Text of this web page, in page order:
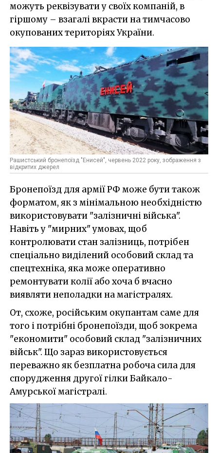
можуть реквізувати у своїх компаній, в
гіршому – взагалі вкрасти на тимчасово
окупованих територіях України.
Рашистський бронепоїзд "Енисей", червень 2022 року, зображення з
відкритих джерел
Бронепоїзд для армії РФ може бути також
форматом, як з мінімальною необхідністю
використовувати "залізничні війська".
Навіть у "мирних" умовах, щоб
контролювати стан залізниць, потрібен
спеціально виділений особовий склад та
спецтехніка, яка може оперативно
ремонтувати колії або хоча б вчасно
виявляти неполадки на магістралях.
От, схоже, російським окупантам саме для
того і потрібні бронепоїзди, щоб зокрема
"економити" особовий склад "залізничних
військ". Що зараз використовується
переважно як безплатна робоча сила для
спорудження другої гілки Байкало-
Амурської магістралі.